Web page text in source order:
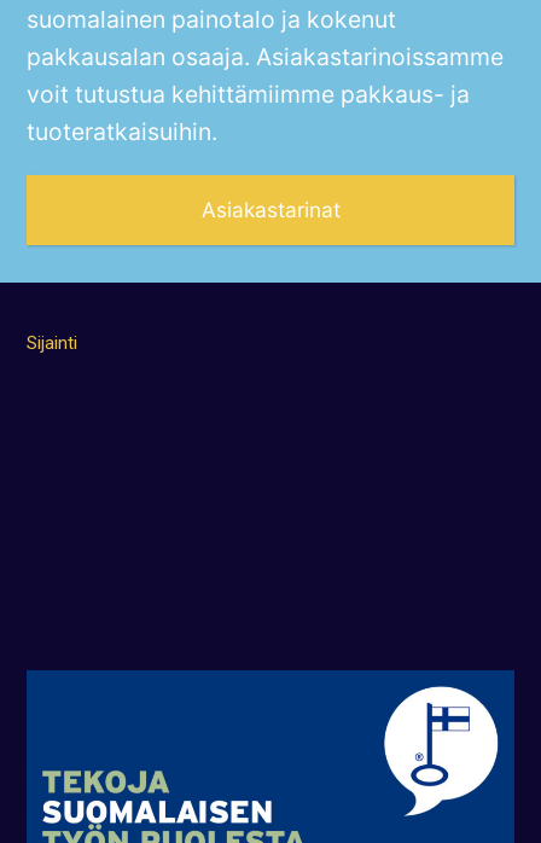
suomalainen painotalo ja kokenut
pakkausalan osaaja. Asiakastarinoissamme
voit tutustua kehittämiimme pakkaus- ja
tuoteratkaisuihin.
Asiakastarinat
Sijainti